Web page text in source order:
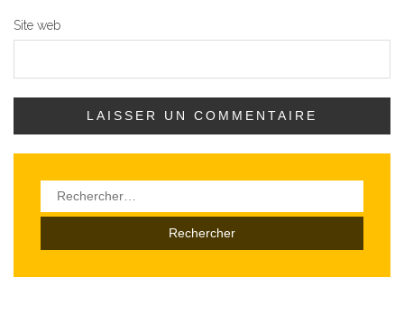
Site web
Rechercher :